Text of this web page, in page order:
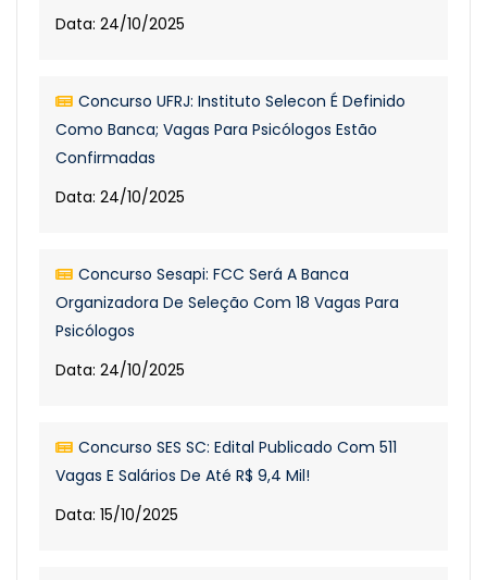
Data: 24/10/2025
Concurso UFRJ: Instituto Selecon É Definido
Como Banca; Vagas Para Psicólogos Estão
Confirmadas
Data: 24/10/2025
Concurso Sesapi: FCC Será A Banca
Organizadora De Seleção Com 18 Vagas Para
Psicólogos
Data: 24/10/2025
Concurso SES SC: Edital Publicado Com 511
Vagas E Salários De Até R$ 9,4 Mil!
Data: 15/10/2025